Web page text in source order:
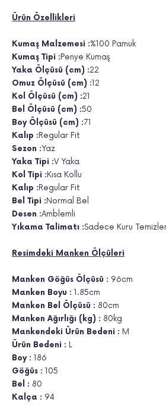
Ürün Özellikleri
Kumaş Malzemesi :%100 Pamuk
Kumaş Tipi :Penye Kumaş
Yaka Ölçüsü (cm) :22
Omuz Ölçüsü (cm) :12
Kol Ölçüsü (cm) :21
Bel Ölçüsü (cm) :50
Boy Ölçüsü (cm) :71
Kalıp :Regular Fit
Sezon :Yaz
Yaka Tipi :V Yaka
Kol Tipi :Kısa Kollu
Kalıp :Regular Fit
Bel Tipi :Normal Bel
Desen :Amblemli
Yıkama Talimatı :Sadece Kuru
Resimdeki Manken Ölçüleri
Manken Göğüs Ölçüsü : 96cm
Manken Boyu : 1.85cm
Manken Bel Ölçüsü : 80cm
Manken Ağırlığı (kg) : 80kg
Mankendeki Ürün Bedeni : M
Ürün Bedeni : L
Boy : 186
Göğüs : 105
Bel : 80
Kalça : 94